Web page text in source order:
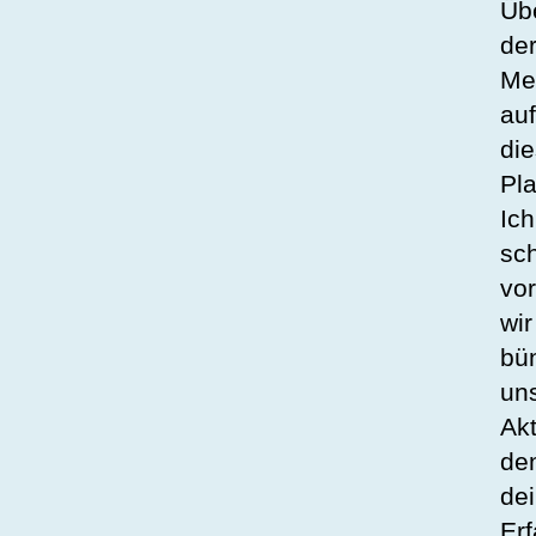
der
auf
Ich
wir